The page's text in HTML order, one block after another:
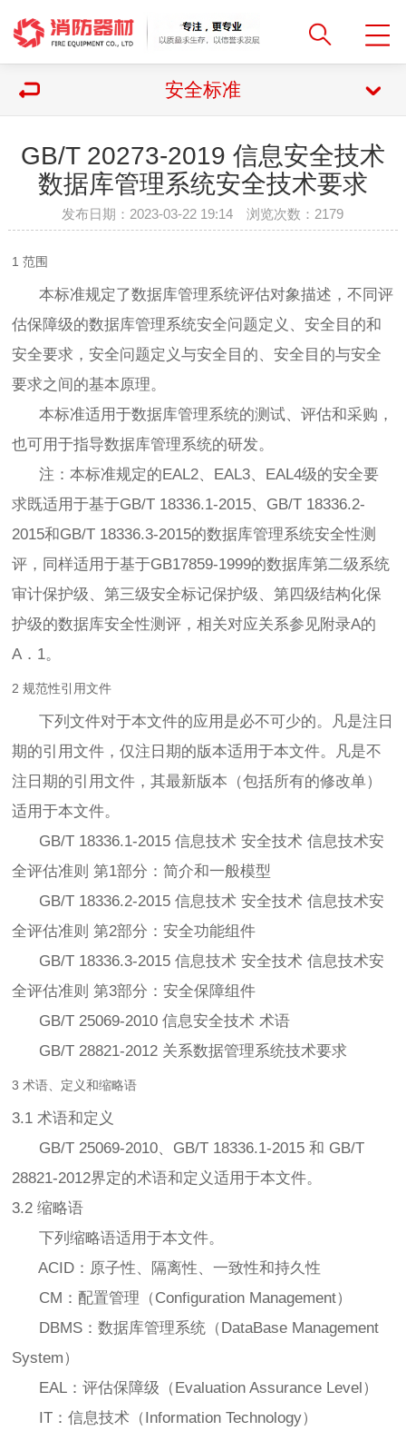
安全标准
GB/T 20273-2019 信息安全技术
数据库管理系统安全技术要求
发布日期：2023-03-22 19:14 浏览次数： 2179
1 范围
本标准规定了数据库管理系统评估对象描述，不同评
估保障级的数据库管理系统安全问题定义、安全目的和
安全要求，安全问题定义与安全目的、安全目的与安全
要求之间的基本原理。
本标准适用于数据库管理系统的测试、评估和采购，
也可用于指导数据库管理系统的研发。
注：本标准规定的EAL2、EAL3、EAL4级的安全要
求既适用于基于GB/T 18336.1-2015、GB/T 18336.2-
2015和GB/T 18336.3-2015的数据库管理系统安全性测
评，同样适用于基于GB17859-1999的数据库第二级系统
审计保护级、第三级安全标记保护级、第四级结构化保
护级的数据库安全性测评，相关对应关系参见附录A的
A．1。
2 规范性引用文件
下列文件对于本文件的应用是必不可少的。凡是注日
期的引用文件，仅注日期的版本适用于本文件。凡是不
注日期的引用文件，其最新版本（包括所有的修改单）
适用于本文件。
GB/T 18336.1-2015 信息技术 安全技术 信息技术安
全评估准则 第1部分：简介和一般模型
GB/T 18336.2-2015 信息技术 安全技术 信息技术安
全评估准则 第2部分：安全功能组件
GB/T 18336.3-2015 信息技术 安全技术 信息技术安
全评估准则 第3部分：安全保障组件
GB/T 25069-2010 信息安全技术 术语
GB/T 28821-2012 关系数据管理系统技术要求
3 术语、定义和缩略语
3.1 术语和定义
GB/T 25069-2010、GB/T 18336.1-2015 和 GB/T
28821-2012界定的术语和定义适用于本文件。
3.2 缩略语
下列缩略语适用于本文件。
ACID：原子性、隔离性、一致性和持久性
CM：配置管理（Configuration Management）
DBMS：数据库管理系统（DataBase Management
System）
EAL：评估保障级（Evaluation Assurance Level）
IT：信息技术（Information Technology）